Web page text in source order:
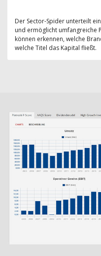
Der Sector-Spider unterteilt
und ermöglicht umfangreiche
können erkennen, welche
welche Titel das Kapital fließt.